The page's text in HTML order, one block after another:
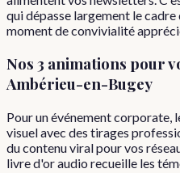
qui dépasse largement le
moment de convivialité
Nos 3 animations pour
Ambérieu-en-Bugey
Pour un événement
visuel avec des tirages
du contenu viral pour vos
livre d'or audio recueille les